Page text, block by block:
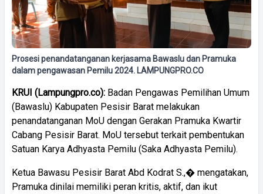
Prosesi penandatanganan kerjasama Bawaslu dan Pramuka
dalam pengawasan Pemilu 2024. LAMPUNGPRO.CO
KRUI (Lampungpro.co): Badan Pengawas Pemilihan Umum
(Bawaslu) Kabupaten Pesisir Barat melakukan
penandatanganan MoU dengan Gerakan Pramuka Kwartir
Cabang Pesisir Barat. MoU tersebut terkait pembentukan
Satuan Karya Adhyasta Pemilu (Saka Adhyasta Pemilu).
Ketua Bawasu Pesisir Barat Abd Kodrat S.,� mengatakan,
Pramuka dinilai memiliki peran kritis, aktif, dan ikut